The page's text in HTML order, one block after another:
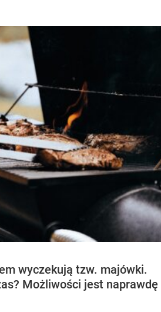
wyczekują tzw. majówki.
Możliwości jest naprawdę